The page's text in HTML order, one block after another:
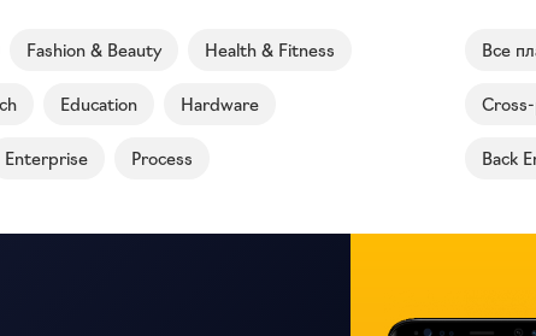
Fashion & Beauty Health & Fitness
Education Hardware
Enterprise Process
Все
Back